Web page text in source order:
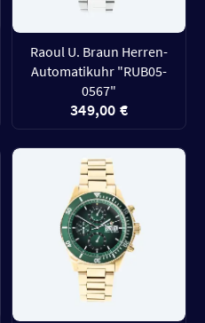
Raoul U. Braun Herren-
Automatikuhr "RUB05-
0567"
349,00 €